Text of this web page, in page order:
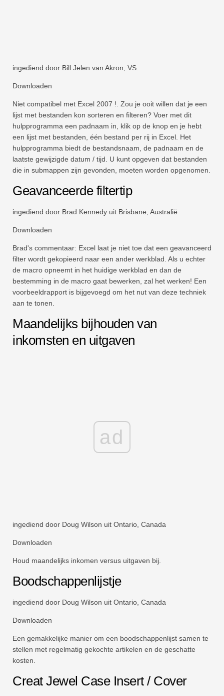
ingediend door Bill Jelen van Akron, VS.
Downloaden
Niet compatibel met Excel 2007 !. Zou je ooit willen dat je een
lijst met bestanden kon sorteren en filteren? Voer met dit
hulpprogramma een padnaam in, klik op de knop en je hebt
een lijst met bestanden, één bestand per rij in Excel. Het
hulpprogramma biedt de bestandsnaam, de padnaam en de
laatste gewijzigde datum / tijd. U kunt opgeven dat bestanden
die in submappen zijn gevonden, moeten worden opgenomen.
Geavanceerde filtertip
ingediend door Brad Kennedy uit Brisbane, Australië
Downloaden
Brad's commentaar: Excel laat je niet toe dat een geavanceerd
filter wordt gekopieerd naar een ander werkblad. Als u echter
de macro opneemt in het huidige werkblad en dan de
bestemming in de macro gaat bewerken, zal het werken! Een
voorbeeldrapport is bijgevoegd om het nut van deze techniek
aan te tonen.
Maandelijks bijhouden van
inkomsten en uitgaven
ad
ingediend door Doug Wilson uit Ontario, Canada
Downloaden
Houd maandelijks inkomen versus uitgaven bij.
Boodschappenlijstje
ingediend door Doug Wilson uit Ontario, Canada
Downloaden
Een gemakkelijke manier om een ​​boodschappenlijst samen te
stellen met regelmatig gekochte artikelen en de geschatte
kosten.
Creat Jewel Case Insert / Cover